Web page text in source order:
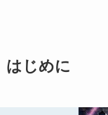
はじめに